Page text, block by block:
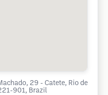
29 - Catete, Rio de
901, Brazil